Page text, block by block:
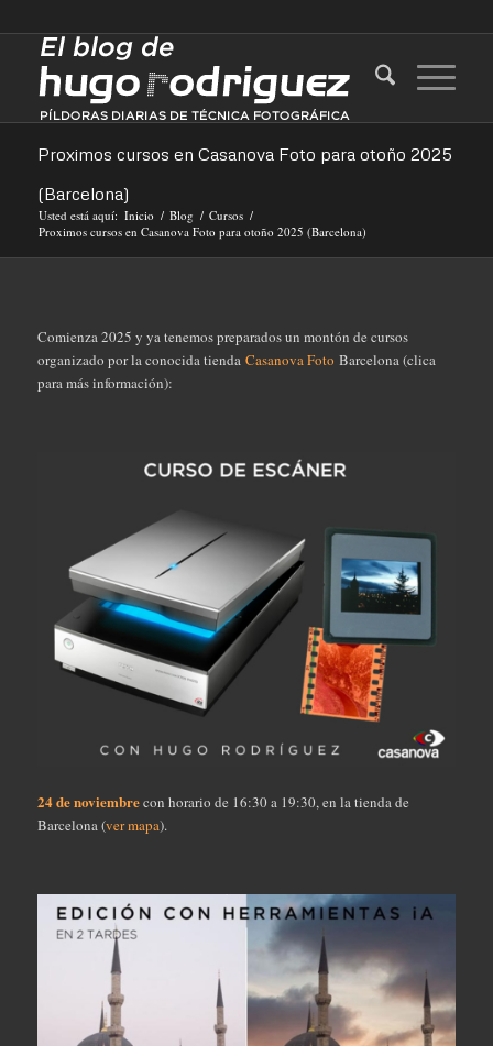
Proximos cursos en Casanova Foto para otoño 2025
(Barcelona)
Usted está aquí: Inicio / Blog / Cursos /
Proximos cursos en Casanova Foto para otoño 2025 (Barcelona)
Comienza 2025 y ya tenemos preparados un montón de cursos
organizado por la conocida tienda Casanova Foto Barcelona (clica
para más información):
24 de noviembrecon horario de 16:30 a 19:30, en la tienda de
Barcelona (ver mapa).